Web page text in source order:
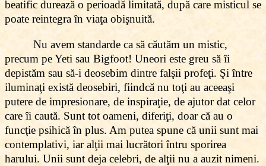
beatific durează o perioadă limitată, după care misticul se
poate reintegra în viaţa obişnuită.
Nu avem standarde ca să căutăm un mistic,
precum pe Yeti sau Bigfoot! Uneori este greu să îi
depistăm sau să-i deosebim dintre falşii profeţi. Şi între
iluminaţi există deosebiri, fiindcă nu toţi au aceeaşi
putere de impresionare, de inspiraţie, de ajutor dat celor
care îi caută. Sunt tot oameni, diferiţi, doar că au o
funcţie psihică în plus. Am putea spune că unii sunt mai
contemplativi, iar alţii mai lucrători întru sporirea
harului. Unii sunt deja celebri, de alţii nu a auzit nimeni.